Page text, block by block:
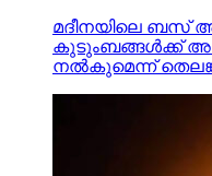
മദീനയിലെ ബസ്
കുടുംബങ്ങള്‍ക്ക്
നല്‍കുമെന്ന്